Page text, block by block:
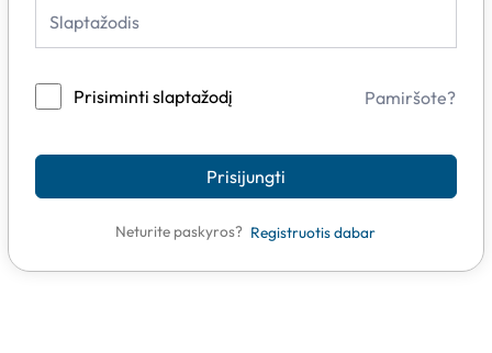
Prisiminti slaptažodį Pamiršote?
Prisijungti
Neturite paskyros? Registruotis dabar